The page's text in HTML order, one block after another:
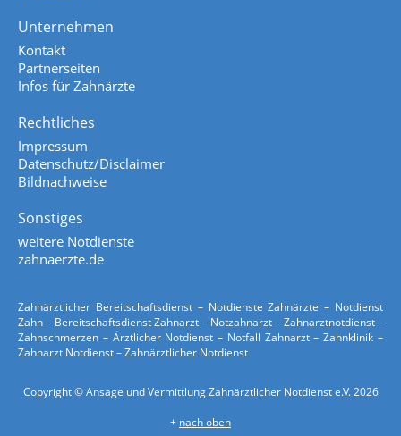
Unternehmen
Kontakt
Partnerseiten
Infos für Zahnärzte
Rechtliches
Impressum
Datenschutz/Disclaimer
Bildnachweise
Sonstiges
weitere Notdienste
zahnaerzte.de
Zahnärztlicher Bereitschaftsdienst – Notdienste Zahnärzte – Notdienst
Zahn – Bereitschaftsdienst Zahnarzt – Notzahnarzt – Zahnarztnotdienst –
Zahnschmerzen – Ärztlicher Notdienst – Notfall Zahnarzt – Zahnklinik –
Zahnarzt Notdienst – Zahnärztlicher Notdienst
Copyright © Ansage und Vermittlung Zahnärztlicher Notdienst e.V. 2026
+ nach oben